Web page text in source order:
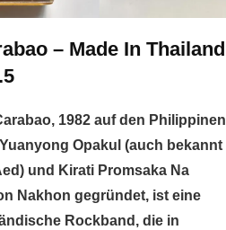
– Made In Thailand
1982 auf den Philippinen
Opakul (auch bekannt
und Kirati Promsaka Na
Nakhon gegründet, ist eine
Rockband, die in